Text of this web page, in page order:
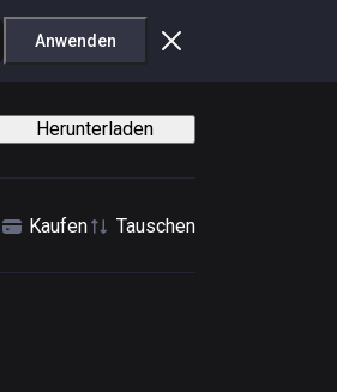
Anwenden
Herunterladen
Kaufen Tauschen